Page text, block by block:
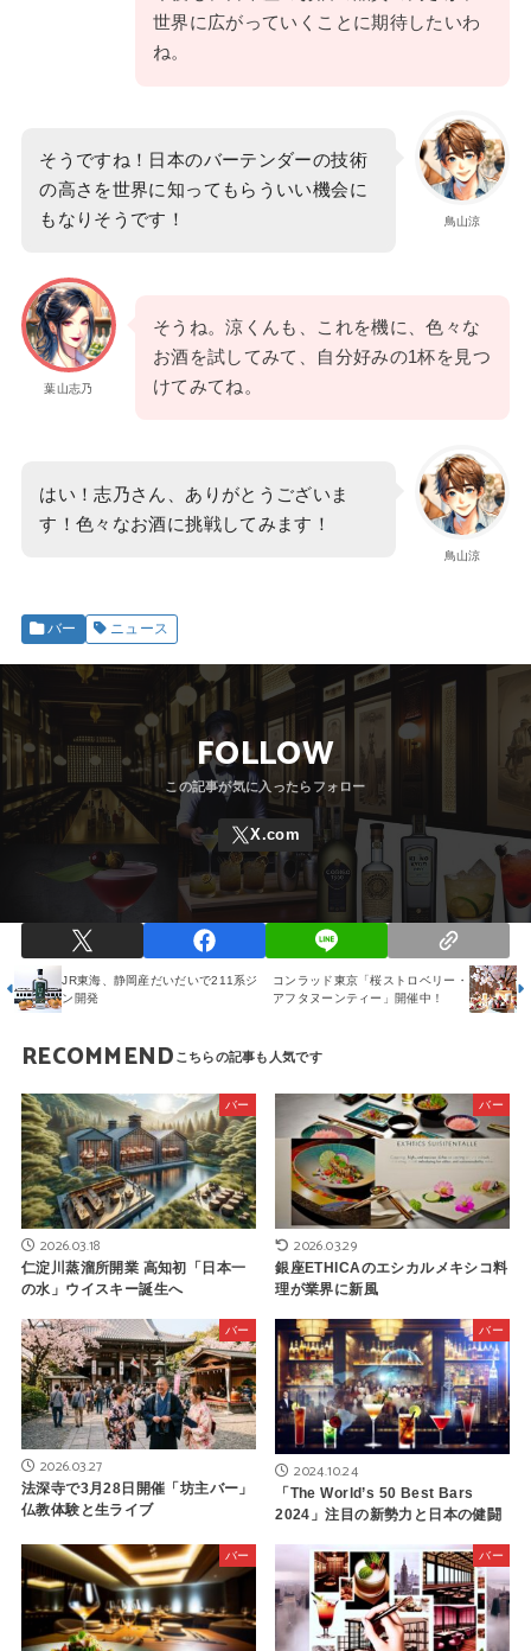
世界に広がっていくことに期待したいわ
ね。
鳥山涼
そうですね！日本のバーテンダーの技術
の高さを世界に知ってもらういい機会に
もなりそうです！
葉山志乃
そうね。涼くんも、これを機に、色々な
お酒を試してみて、自分好みの1杯を見つ
けてみてね。
鳥山涼
はい！志乃さん、ありがとうございま
す！色々なお酒に挑戦してみます！
バー ニュース
FOLLOW
JR東海、静岡産だいだいで211系ジ
ン開発
コンラッド東京「桜ストロベリー・
アフタヌーンティー」開催中！
RECOMMEND
バー
2026.03.18
仁淀川蒸溜所開業 高知初「日本一
の水」ウイスキー誕生へ
バー
2026.03.29
銀座ETHICAのエシカルメキシコ料
理が業界に新風
バー
2026.03.27
法深寺で3月28日開催「坊主バー」
仏教体験と生ライブ
バー
2024.10.24
「The World’s 50 Best Bars
2024」注目の新勢力と日本の健闘
バー バー